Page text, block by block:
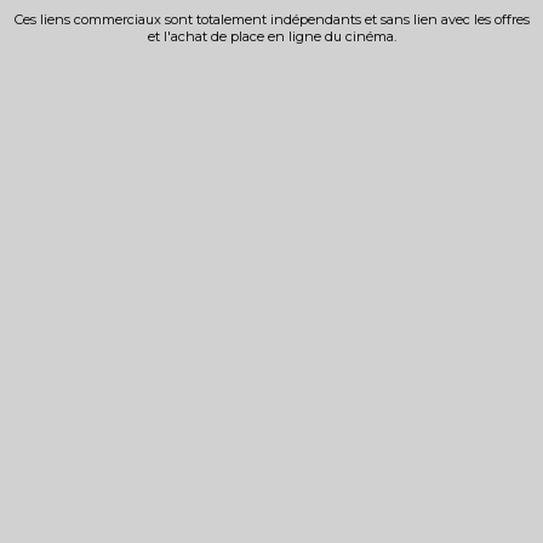
Ces liens commerciaux sont totalement indépendants et sans lien avec les offres
et l'achat de place en ligne du cinéma.